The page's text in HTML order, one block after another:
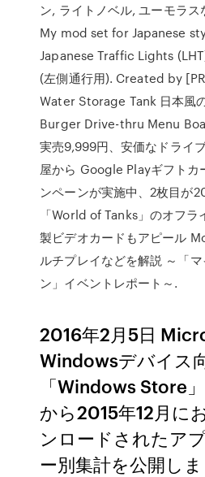
ン, ライトノベル, ユーモラス
My mod set for Japanese
Japanese Traffic Lights
(左側通行用). Created by
Water Storage Tank 日本風
Burger Drive-thru Menu
実売9,999円、安価なドライ
屋から Google Playギフトカ
ンペーンが実施中、2枚目が
「World of Tanks」のオフ
製ビデオカードもアピール
ルチプレイなどを解説 ～「
ン」イベントレポート～.
2016年2月5日
Windowsデバイス
「Windows Store
から2015年12月に
ンロードされたア
ー別集計を公開しま